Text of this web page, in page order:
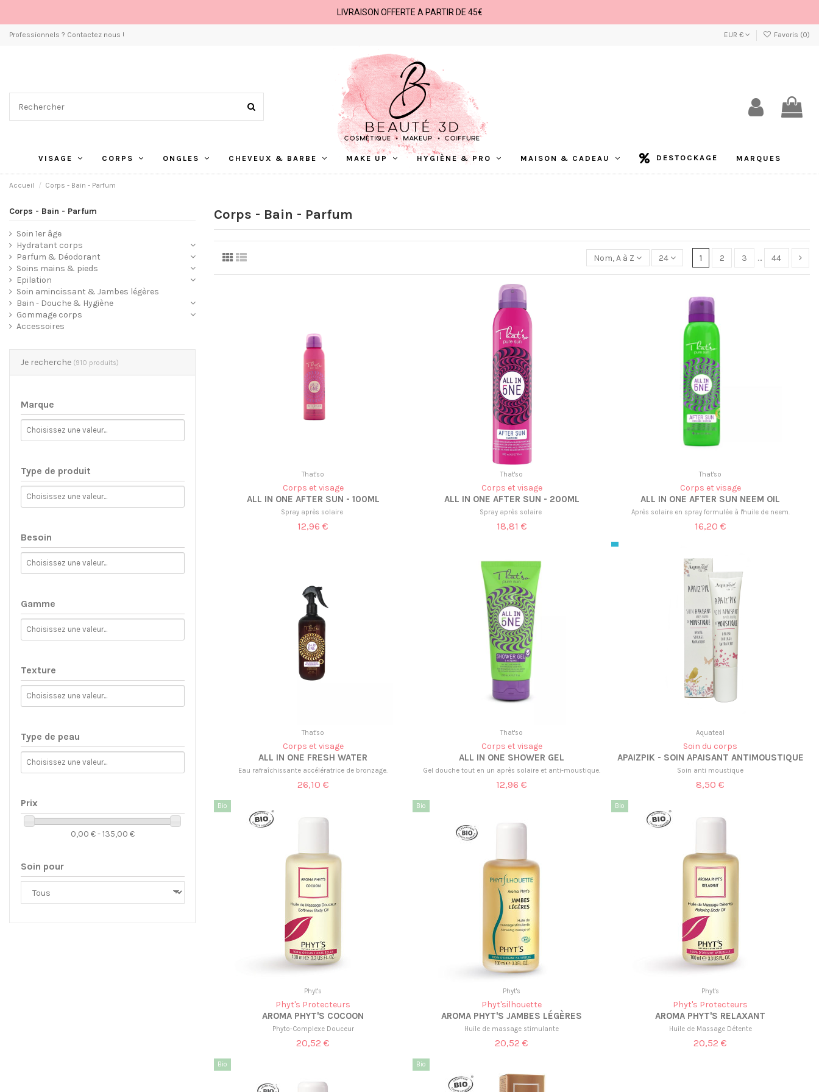
LIVRAISON OFFERTE A PARTIR DE 45€
Professionnels ? Contactez nous ! EUR € Favoris (0)
VISAGE CORPS ONGLES CHEVEUX & BARBE MAKE UP HYGIÈNE & PRO MAISON & CADEAU DESTOCKAGE MARQUES
Accueil Corps - Bain - Parfum
Corps - Bain - Parfum
Nom, A à Z 24 1 2 3 … 44
That'so
Corps et visage
ALL IN ONE AFTER SUN - 100ML
Spray après solaire
12,96 €
That'so
Corps et visage
ALL IN ONE AFTER SUN - 200ML
Spray après solaire
18,81 €
That'so
Corps et visage
ALL IN ONE AFTER SUN NEEM OIL
Après solaire en spray formulée à l'huile de neem.
16,20 €
That'so
Corps et visage
ALL IN ONE FRESH WATER
Eau rafraîchissante accélératrice de bronzage.
26,10 €
That'so
Corps et visage
ALL IN ONE SHOWER GEL
Gel douche tout en un après solaire et anti-moustique.
12,96 €
Aquateal
Soin du corps
APAIZPIK - SOIN APAISANT ANTIMOUSTIQUE
Soin anti moustique
8,50 €
Bio
Phyt's
Phyt's Protecteurs
AROMA PHYT'S COCOON
Phyto-Complexe Douceur
20,52 €
Bio
Phyt's
Phyt'silhouette
AROMA PHYT'S JAMBES LÉGÈRES
Huile de massage stimulante
20,52 €
Bio
Phyt's
Phyt's Protecteurs
AROMA PHYT'S RELAXANT
Huile de Massage Détente
20,52 €
Bio Bio
Corps - Bain - Parfum
Soin 1er âge
Hydratant corps
Parfum & Déodorant
Soins mains & pieds
Epilation
Soin amincissant & Jambes légères
Bain - Douche & Hygiène
Gommage corps
Accessoires
Je recherche (910 produits)
Marque
Type de produit
Besoin
Gamme
Texture
Type de peau
Prix
0,00 € - 135,00 €
Soin pour